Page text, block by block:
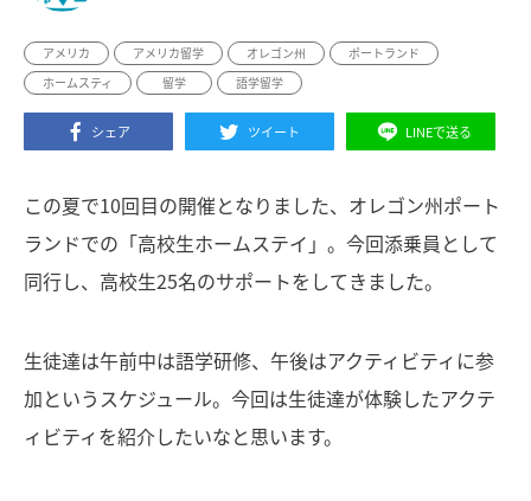
アメリカ アメリカ留学 オレゴン州
ポートランド
ホームスティ
留学 語学留学
シェア ツイート LINEで送る
この夏で10回目の開催となりました、オレゴン州ポート
ランドでの「高校生ホームステイ」。今回添乗員として
同行し、高校生25名のサポートをしてきました。
生徒達は午前中は語学研修、午後はアクティビティに参
加というスケジュール。今回は生徒達が体験したアクテ
ィビティを紹介したいなと思います。